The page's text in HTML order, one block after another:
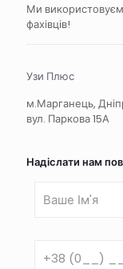
Ми
фахівців!
Узи Плюс
м.Марганець,
вул. Паркова 15А
Надіслати нам